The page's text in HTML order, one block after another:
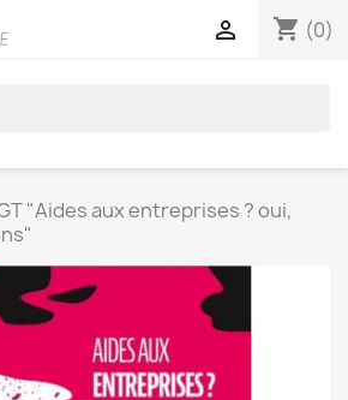
shopping_cart (0)

"Aides aux entreprises ? oui,